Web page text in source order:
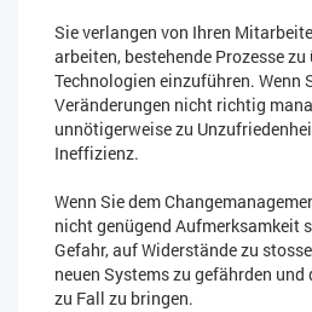
Sie verlangen von Ihren
arbeiten, bestehende Prozesse
Technologien einzuführen. Wenn
Veränderungen nicht richtig
unnötigerweise zu
Ineffizienz.
Wenn Sie dem
nicht genügend Aufmerksamkeit
Gefahr, auf Widerstände zu
neuen Systems zu gefährden
zu Fall zu bringen.